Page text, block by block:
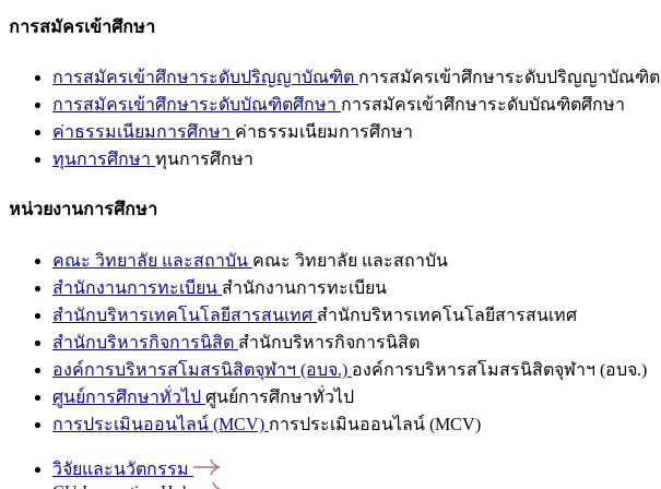
การสมัครเข้าศึกษา
การสมัครเข้าศึกษาระดับปริญญาบัณฑิต การสมัครเข้าศึกษาระดับปริญญาบัณฑิต
การสมัครเข้าศึกษาระดับบัณฑิตศึกษา การสมัครเข้าศึกษาระดับบัณฑิตศึกษา
ค่าธรรมเนียมการศึกษา ค่าธรรมเนียมการศึกษา
ทุนการศึกษา ทุนการศึกษา
หน่วยงานการศึกษา
คณะ วิทยาลัย และสถาบัน คณะ วิทยาลัย และสถาบัน
สำนักงานการทะเบียน สำนักงานการทะเบียน
สำนักบริหารเทคโนโลยีสารสนเทศ สำนักบริหารเทคโนโลยีสารสนเทศ
สำนักบริหารกิจการนิสิต สำนักบริหารกิจการนิสิต
องค์การบริหารสโมสรนิสิตจุฬาฯ (อบจ.) องค์การบริหารสโมสรนิสิตจุฬาฯ (อบจ.)
ศูนย์การศึกษาทั่วไป ศูนย์การศึกษาทั่วไป
การประเมินออนไลน์ (MCV) การประเมินออนไลน์ (MCV)
วิจัยและนวัตกรรม